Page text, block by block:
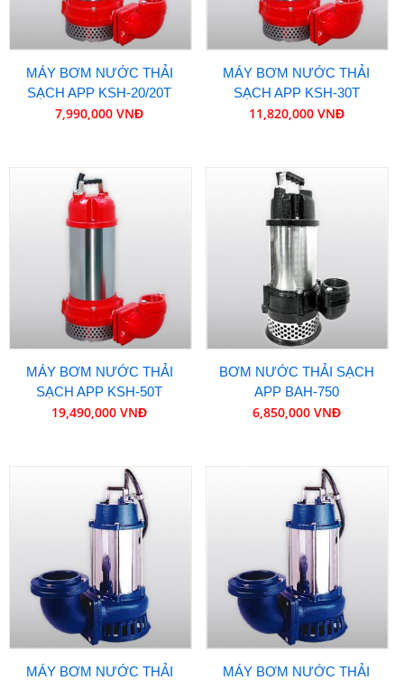
MÁY BƠM NƯỚC THẢI
SẠCH APP KSH-20/20T
7,990,000 VNĐ
MÁY BƠM NƯỚC THẢI
SẠCH APP KSH-30T
11,820,000 VNĐ
MÁY BƠM NƯỚC THẢI
SẠCH APP KSH-50T
19,490,000 VNĐ
BƠM NƯỚC THẢI SẠCH
APP BAH-750
6,850,000 VNĐ
MÁY BƠM NƯỚC THẢI
MÁY BƠM NƯỚC THẢI